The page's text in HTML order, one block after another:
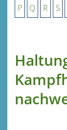
P Q R S